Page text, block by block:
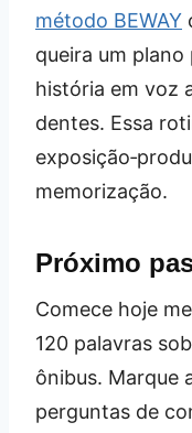
método BEWAY
queira um
história em voz
dentes. Essa
memorização.
Próximo
Comece hoje
120 palavras
ônibus. Marque
perguntas de